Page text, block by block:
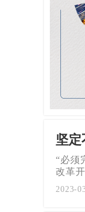
坚
“必须
改革
2023-